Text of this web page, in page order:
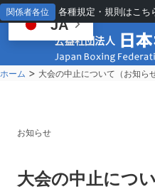
関係者各位 各種規定・規則はこち
ホーム > 大会の中止について（お知らせ
お知らせ
大会の中止につ
JA